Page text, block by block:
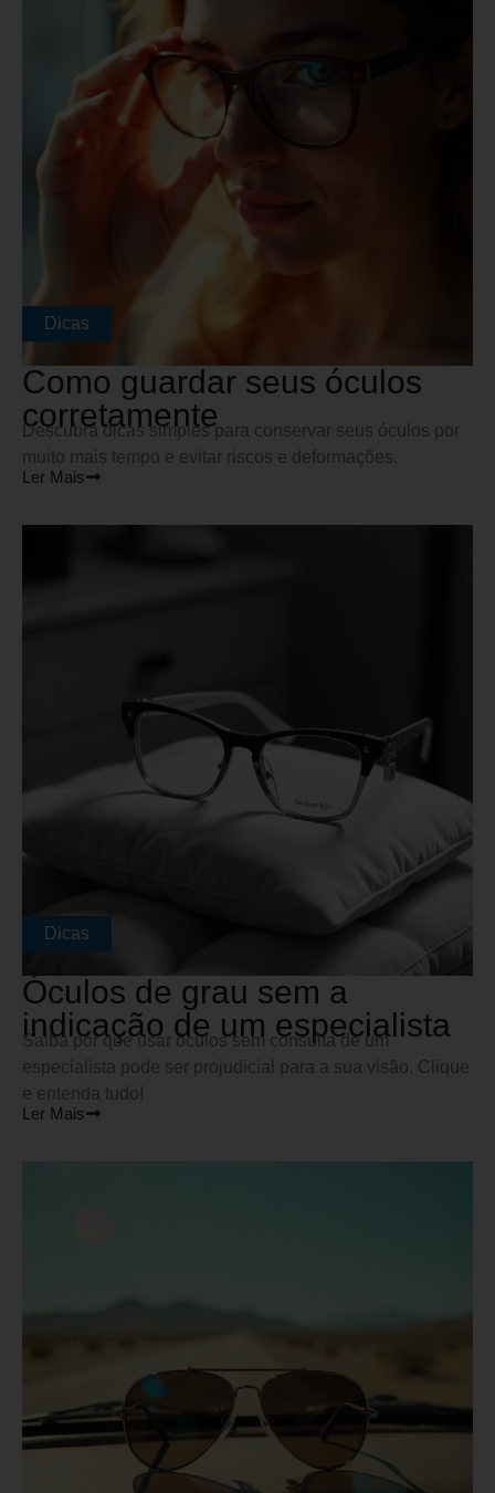
Como guardar seus óculos
corretamente
Descubra dicas simples para conservar seus óculos por
muito mais tempo e evitar riscos e deformações.
Ler Mais
Dicas
Óculos de grau sem a
indicação de um especialista
Saiba por que usar óculos sem consulta de um
especialista pode ser projudicial para a sua visão. Clique
e entenda tudo!
Ler Mais
Dicas